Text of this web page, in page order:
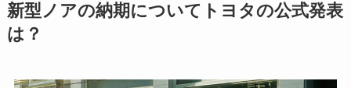
新型ノアの納期についてトヨタの公式発表
は？